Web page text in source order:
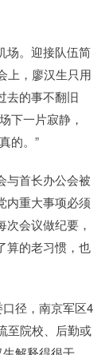
场。迎接队伍简
上，廖汉生只用
去的事不翻旧
下一片寂静，
的。”
与首长办公会被
内重大事项必须
会议做纪要，
算的老习惯，也
径，南京军区4
至院校、后勤或